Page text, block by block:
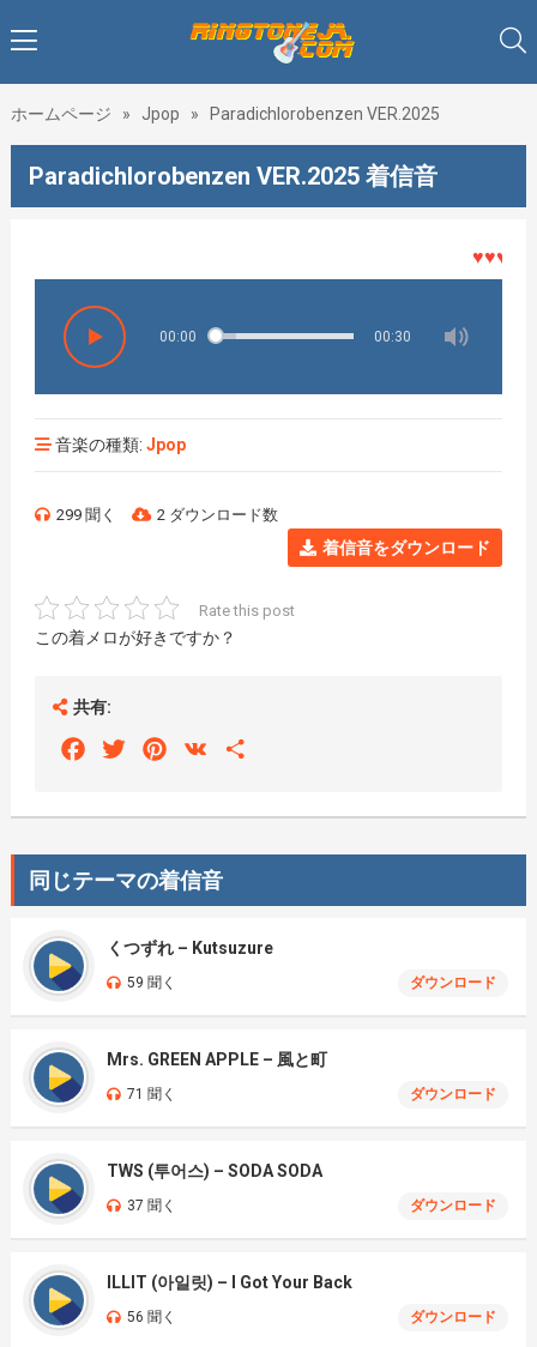
ホームページ » Jpop » Paradichlorobenzen VER.2025
Paradichlorobenzen VER.2025 着信音
♥♥♥着メ
00:00 00:30
音楽の種類: Jpop
299 聞く 2 ダウンロード数
着信音をダウンロード
Rate this post
この着メロが好きですか？
共有:
FacebookTwitterPinterest
VK
同じテーマの着信音
くつずれ – Kutsuzure
59 聞く ダウンロード
Mrs. GREEN APPLE – 風と町
71 聞く ダウンロード
TWS (투어스) – SODA SODA
37 聞く ダウンロード
ILLIT (아일릿) – I Got Your Back
56 聞く ダウンロード